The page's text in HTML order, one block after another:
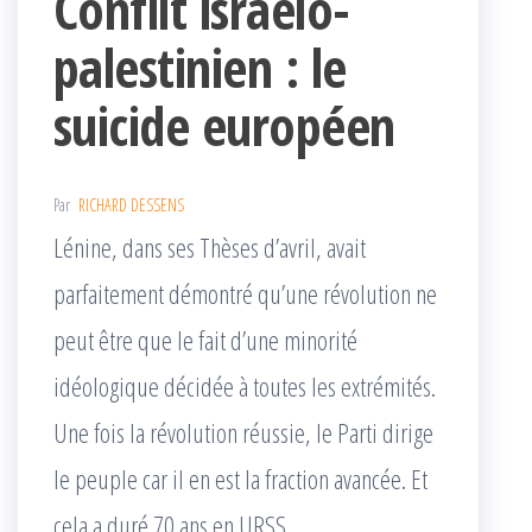
palestinien : le
suicide européen
Par RICHARD DESSENS
Lénine, dans ses Thèses d’avril, avait
parfaitement démontré qu’une révolution ne
peut être que le fait d’une minorité
idéologique décidée à toutes les extrémités.
Une fois la révolution réussie, le Parti dirige
le peuple car il en est la fraction avancée. Et